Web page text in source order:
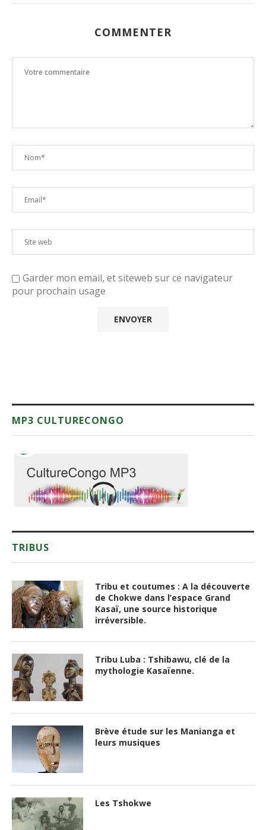
COMMENTER
Garder mon email, et siteweb sur ce navigateur
pour prochain usage
MP3 CULTURECONGO
TRIBUS
Tribu et coutumes : A la découverte
de Chokwe dans l’espace Grand
Kasaï, une source historique
irréversible.
Tribu Luba : Tshibawu, clé de la
mythologie Kasaïenne.
Brève étude sur les Manianga et
leurs musiques
Les Tshokwe